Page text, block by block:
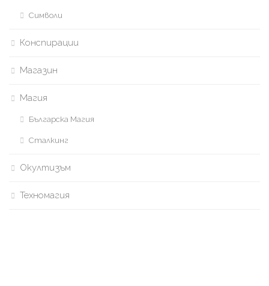
Символи
Конспирации
Магазин
Магия
Българска Магия
Сталкинг
Окултизъм
Техномагия